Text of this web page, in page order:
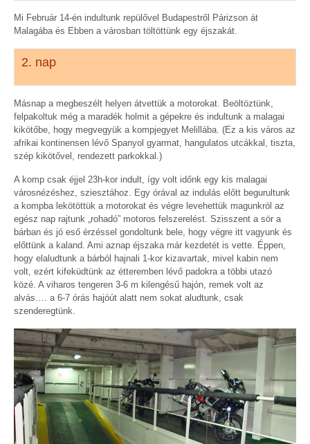
Mi Február 14-én indultunk repülővel Budapestről Párizson át
Malagába és Ebben a városban töltöttünk egy éjszakát.
2. nap
Másnap a megbeszélt helyen átvettük a motorokat. Beöltöztünk,
felpakoltuk még a maradék holmit a gépekre és indultunk a malagai
kikötőbe, hogy megvegyük a kompjegyet Melillába. (Ez a kis város az
afrikai kontinensen lévő Spanyol gyarmat, hangulatos utcákkal, tiszta,
szép kikötővel, rendezett parkokkal.)
A komp csak éjjel 23h-kor indult, így volt időnk egy kis malagai
városnézéshez, sziesztához. Egy órával az indulás előtt begurultunk
a kompba lekötöttük a motorokat és végre levehettük magunkról az
egész nap rajtunk „rohadó” motoros felszerelést. Szisszent a sör a
bárban és jó eső érzéssel gondoltunk bele, hogy végre itt vagyunk és
előttünk a kaland. Ami aznap éjszaka már kezdetét is vette. Éppen,
hogy elaludtunk a bárból hajnali 1-kor kizavartak, mivel kabin nem
volt, ezért kifeküdtünk az étteremben lévő padokra a többi utazó
közé. A viharos tengeren 3-6 m kilengésű hajón, remek volt az
alvás…. a 6-7 órás hajóút alatt nem sokat aludtunk, csak
szenderegtünk.